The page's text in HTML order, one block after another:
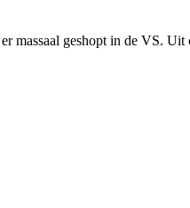
massaal geshopt in de VS.